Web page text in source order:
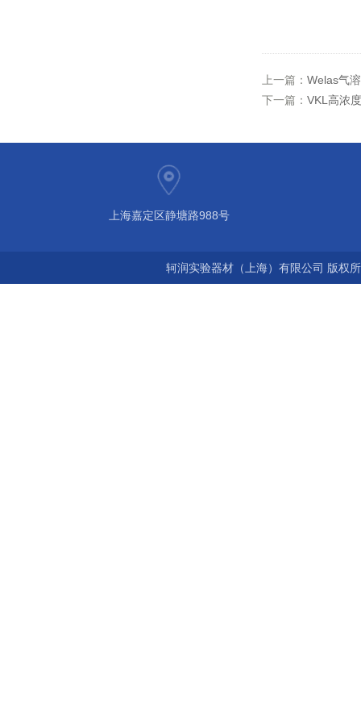
上一篇： Welas气
下一篇： VKL高浓
上海嘉定区静塘路988号
轲润实验器材（上海）有限公司 版权